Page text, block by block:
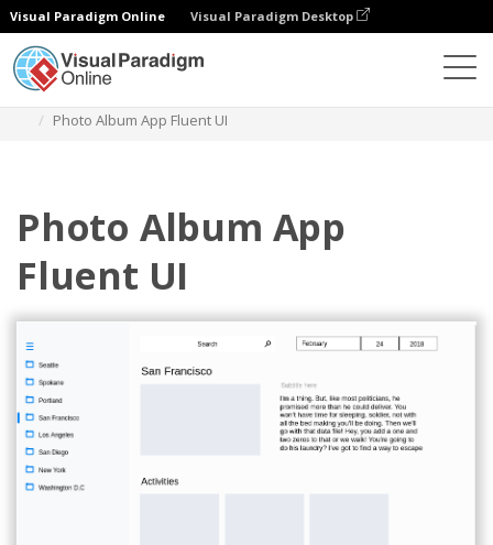
Visual Paradigm Online Visual Paradigm Desktop
Photo Album App Fluent UI
Photo Album App
Fluent UI